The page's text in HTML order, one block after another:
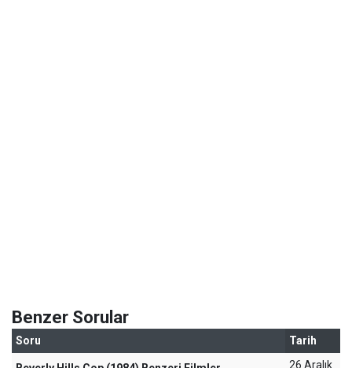
Benzer Sorular
Soru Tarih
26 Aralık